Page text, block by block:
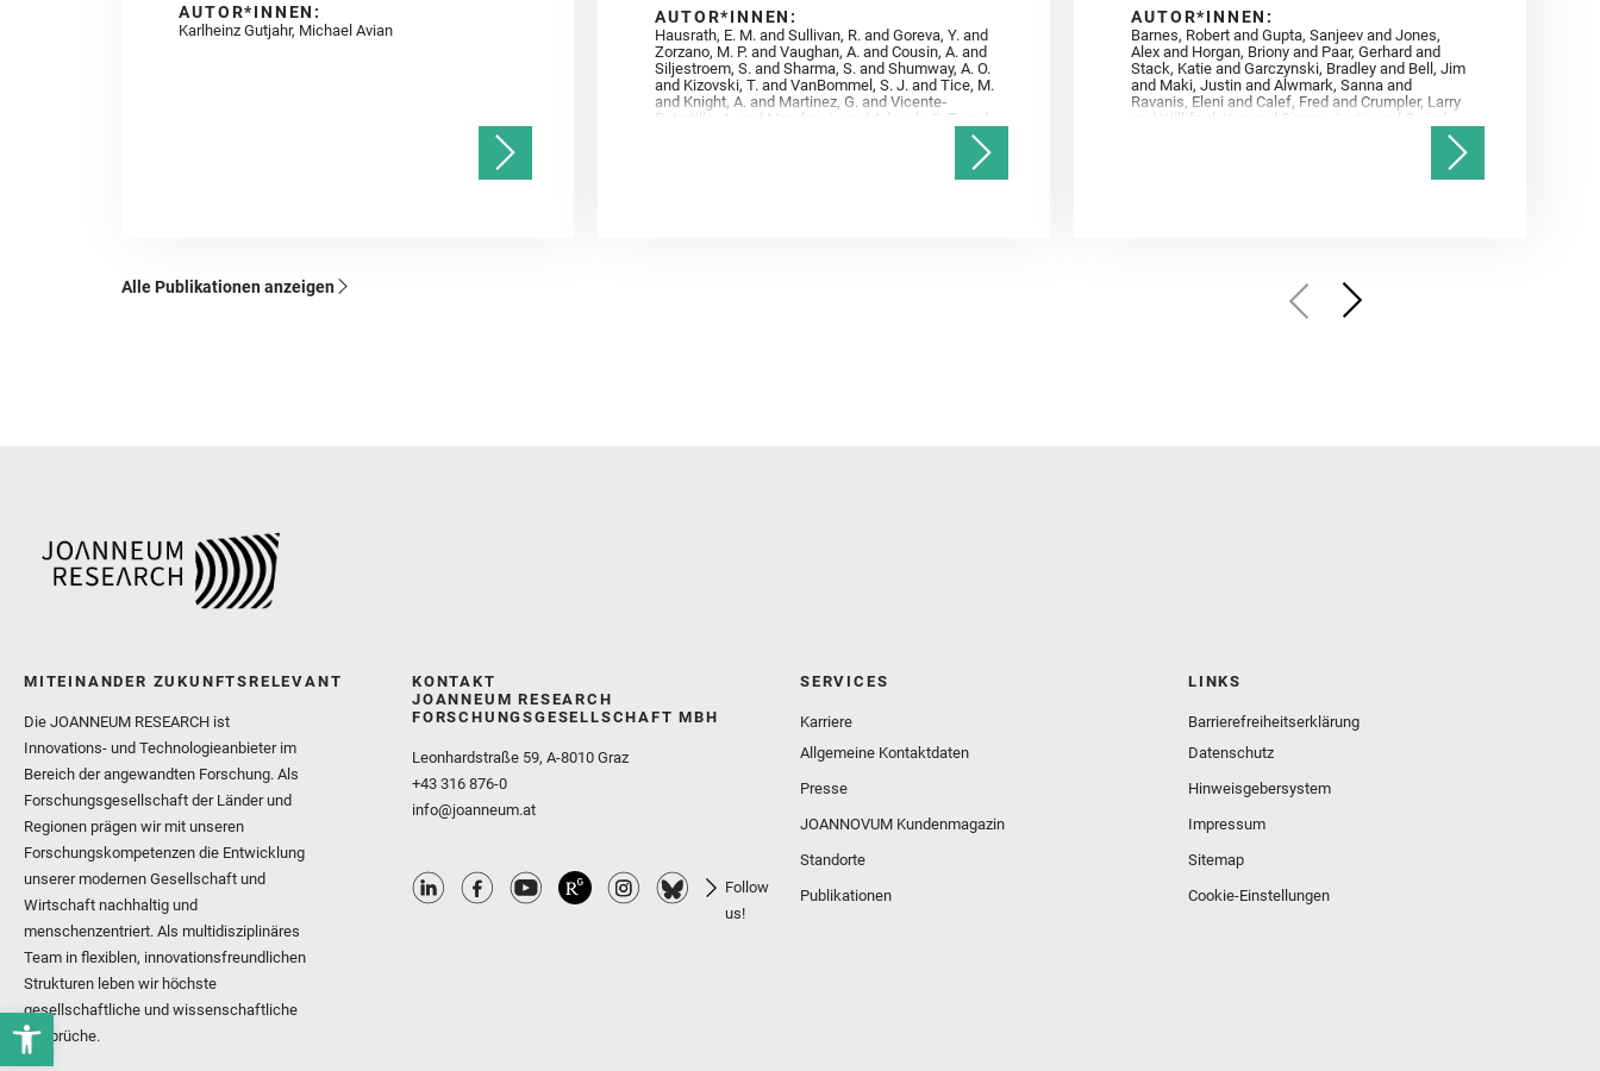
AUTOR*INNEN:
Karlheinz Gutjahr, Michael Avian
AUTOR*INNEN:
Hausrath, E. M. and Sullivan, R. and Goreva, Y. and
Zorzano, M. P. and Vaughan, A. and Cousin, A. and
Siljestroem, S. and Sharma, S. and Shumway, A. O.
and Kizovski, T. and VanBommel, S. J. and Tice, M.
and Knight, A. and Martinez, G. and Vicente‐
Retortillo, A. and Mandon, L. and Adcock, C. T. and
Madariaga, J. M. and Población, I. and Johnson, J.
R. and Lasue, J. and Gasnault, O. and Randazzo, N.
and Cardarelli, E. L. and Kronyak, R. and Bechtold,
AUTOR*INNEN:
Barnes, Robert and Gupta, Sanjeev and Jones,
Alex and Horgan, Briony and Paar, Gerhard and
Stack, Katie and Garczynski, Bradley and Bell, Jim
and Maki, Justin and Alwmark, Sanna and
Ravanis, Eleni and Calef, Fred and Crumpler, Larry
and Williford, Ken and Simon, Justin and Gwizd,
Samantha and Farley, Ken and Tate, Christian and
Alle Publikationen anzeigen
MITEINANDER ZUKUNFTSRELEVANT
Die JOANNEUM RESEARCH ist
Innovations- und Technologieanbieter im
Bereich der angewandten Forschung. Als
Forschungsgesellschaft der Länder und
Regionen prägen wir mit unseren
Forschungskompetenzen die Entwicklung
unserer modernen Gesellschaft und
Wirtschaft nachhaltig und
menschenzentriert. Als multidisziplinäres
Team in flexiblen, innovationsfreundlichen
Strukturen leben wir höchste
gesellschaftliche und wissenschaftliche
Ansprüche.
KONTAKT
JOANNEUM RESEARCH
FORSCHUNGSGESELLSCHAFT MBH
Leonhardstraße 59, A-8010 Graz
+43 316 876-0
info@joanneum.at
Follow
us!
SERVICES
Karriere
Allgemeine Kontaktdaten
Presse
JOANNOVUM Kundenmagazin
Standorte
Publikationen
LINKS
Barrierefreiheitserklärung
Datenschutz
Hinweisgebersystem
Impressum
Sitemap
Cookie-Einstellungen